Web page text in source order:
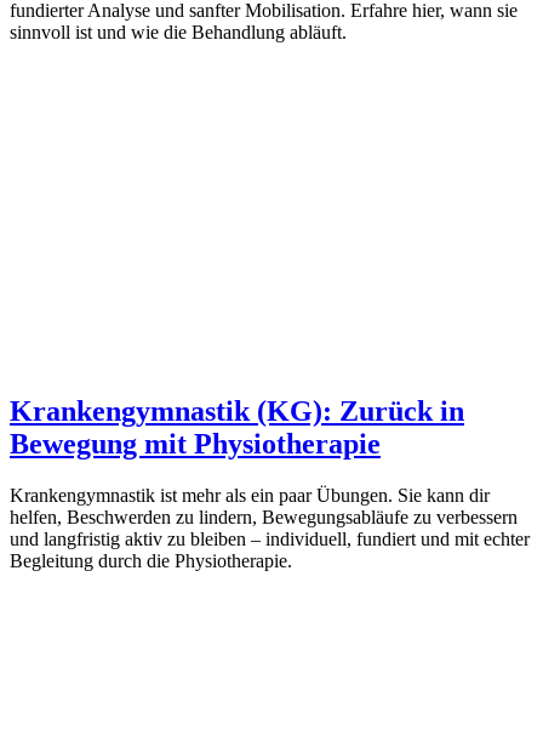
fundierter Analyse und sanfter Mobilisation. Erfahre hier, wann sie
sinnvoll ist und wie die Behandlung abläuft.
Krankengymnastik (KG): Zurück in
Bewegung mit Physiotherapie
Krankengymnastik ist mehr als ein paar Übungen. Sie kann dir
helfen, Beschwerden zu lindern, Bewegungsabläufe zu verbessern
und langfristig aktiv zu bleiben – individuell, fundiert und mit echter
Begleitung durch die Physiotherapie.